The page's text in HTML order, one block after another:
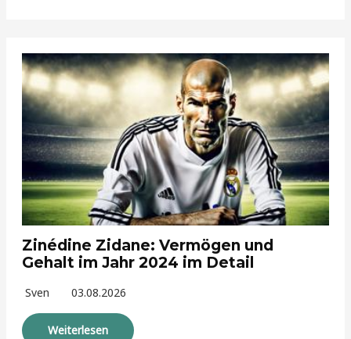
Zinédine Zidane: Vermögen und
Gehalt im Jahr 2024 im Detail
Sven 03.08.2026
Weiterlesen